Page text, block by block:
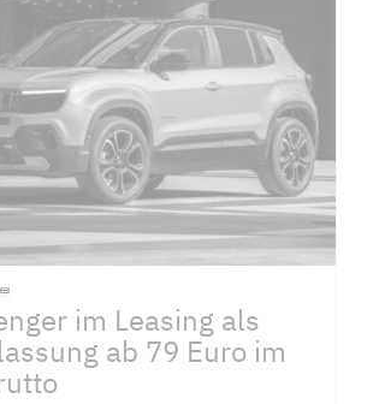
im Leasing als
ab 79 Euro im